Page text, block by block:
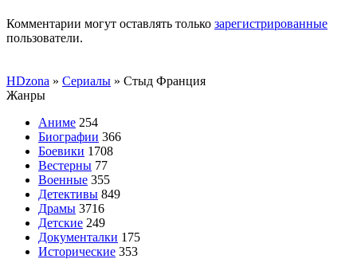
Комментарии могут оставлять только зарегистрированные
пользователи.
HDzona » Сериалы » Стыд Франция
Жанры
Аниме 254
Биографии 366
Боевики 1708
Вестерны 77
Военные 355
Детективы 849
Драмы 3716
Детские 249
Документалки 175
Исторические 353